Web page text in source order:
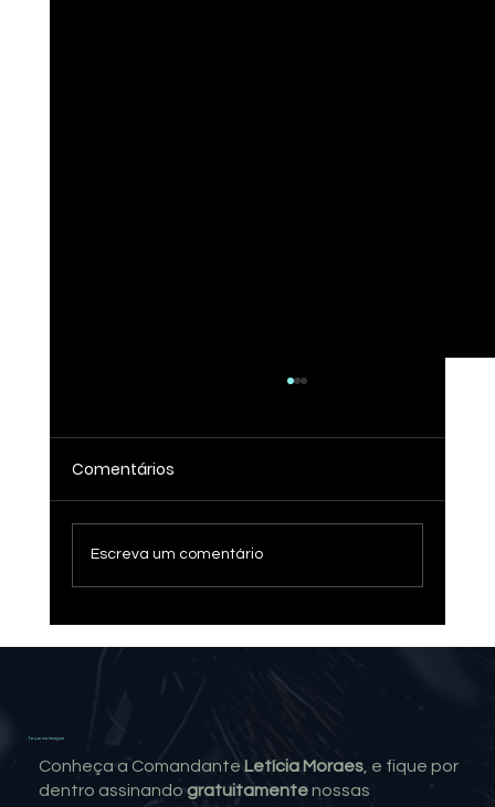
Verde Louro: Da Ficção à Realidade
Comentários
Escreva um comentário
Toque na imagem
Conheça a Comandante Letícia Moraes, e fique por
dentro assinando gratuitamentenossas